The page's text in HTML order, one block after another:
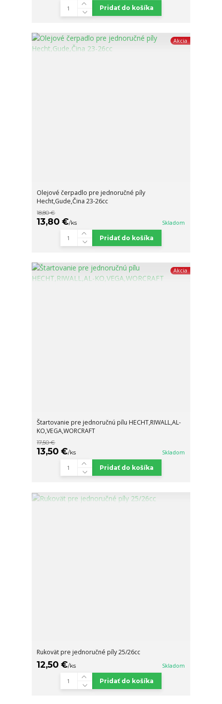
Pridať do košíka
Akcia
Olejové čerpadlo pre jednoručné píly
Hecht,Gude,Čina 23-26cc
18,80 €
13,80 €/ks Skladom
Pridať do košíka
Akcia
Štartovanie pre jednoručnú pílu HECHT,RIWALL,AL-
KO,VEGA,WORCRAFT
17,50 €
13,50 €/ks Skladom
Pridať do košíka
Rukovät pre jednoručné píly 25/26cc
12,50 €/ks Skladom
Pridať do košíka